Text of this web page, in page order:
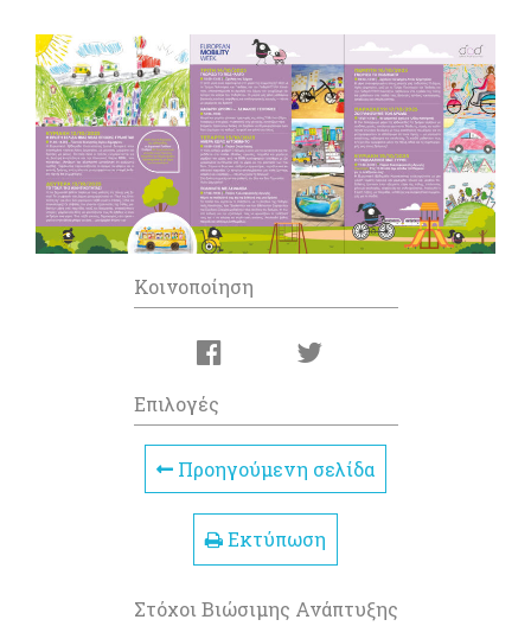
Κοινοποίηση
Επιλογές
Προηγούμενη σελίδα
Εκτύπωση
Στόχοι Βιώσιμης Ανάπτυξης